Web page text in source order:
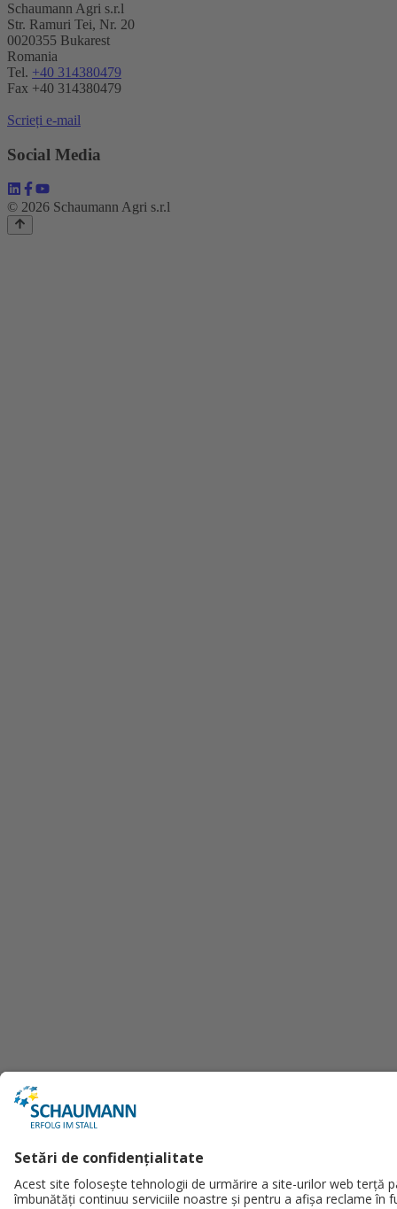
Schaumann Agri s.r.l
Str. Ramuri Tei, Nr. 20
0020355 Bukarest
Romania
Tel. +40 314380479
Fax +40 314380479
Scrieți e-mail
Social Media
© 2026 Schaumann Agri s.r.l